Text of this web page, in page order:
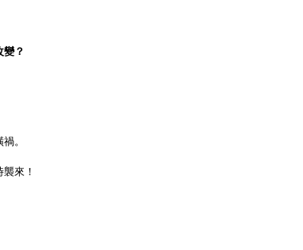
？
。
來！